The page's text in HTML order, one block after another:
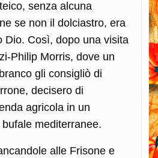
senza alcuna
se non il dolciastro, era
Dio. Così, dopo una visita
Philip Morris, dove un
gli consigliò di
decisero di
agricola in un
mediterranee.
alle Frisone e